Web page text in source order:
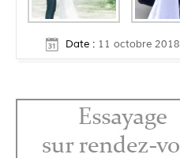
Date : 11 octobre 2018